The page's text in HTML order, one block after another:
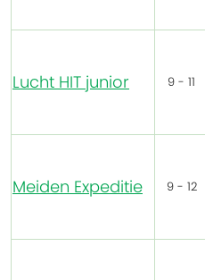
Lucht HIT junior 9 - 11
Meiden Expeditie 9 - 12